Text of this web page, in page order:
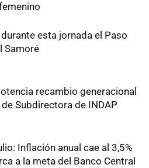
esta jornada el Paso
Samoré
recambio generacional
Subdirectora de INDAP
Inflación anual cae al 3,5%
a la meta del Banco Central